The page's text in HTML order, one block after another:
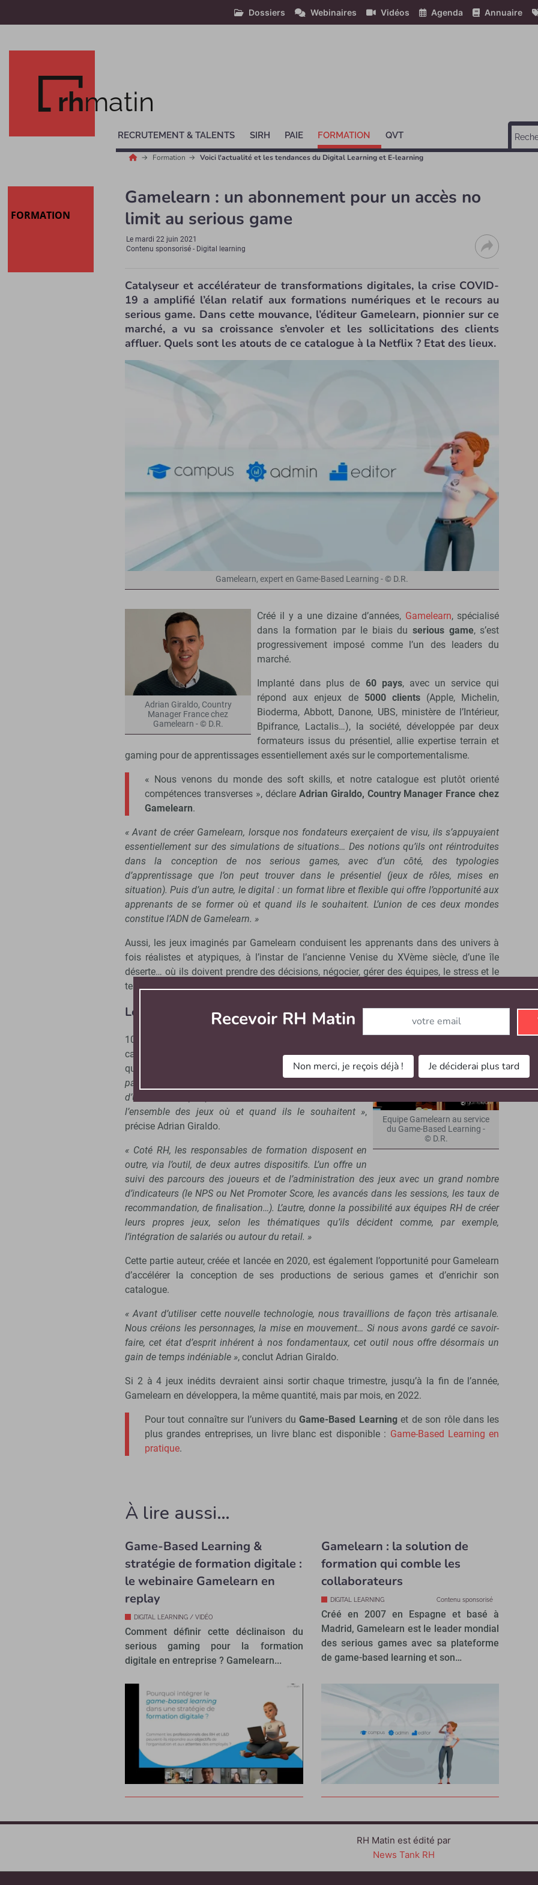
Dossiers Webinaires Vidéos Agenda Annuaire
rhmatin
RECRUTEMENT & TALENTS SIRH PAIE FORMATION QVT
Formation Voici l'actualité et les tendances du Digital Learning et E-learning
FORMATION
Gamelearn : un abonnement pour un accès no
limit au serious game
Lemardi 22 juin 2021
Contenu sponsorisé - Digital learning
Catalyseur et accélérateur de transformations digitales, la crise COVID-
19 a amplifié l’élan relatif aux formations numériques et le recours au
serious game. Dans cette mouvance, l’éditeur Gamelearn, pionnier sur ce
marché, a vu sa croissance s’envoler et les sollicitations des clients
affluer. Quels sont les atouts de ce catalogue à la Netflix ? Etat des lieux.
Gamelearn, expert en Game-Based Learning - © D.R.
Adrian Giraldo, Country
Manager France chez
Gamelearn - © D.R.
Créé il y a une dizaine d’années, Gamelearn, spécialisé
dans la formation par le biais du serious game, s’est
progressivement imposé comme l’un des leaders du
marché.
Implanté dans plus de 60 pays, avec un service qui
répond aux enjeux de 5000 clients(Apple, Michelin,
Bioderma, Abbott, Danone, UBS, ministère de l’Intérieur,
Bpifrance, Lactalis…), la société, développée par deux
formateurs issus du présentiel, allie expertise terrain et
gaming pour de apprentissages essentiellement axés sur le comportementalisme.
« Nous venons du monde des soft skills, et notre catalogue est plutôt orienté
compétences transverses », déclareAdrian Giraldo, Country Manager France chez
Gamelearn.
« Avant de créer Gamelearn, lorsque nos fondateurs exerçaient de visu, ils s’appuyaient
essentiellement sur des simulations de situations… Des notions qu’ils ont réintroduites
dans la conception de nos serious games, avec d’un côté, des typologies
d’apprentissage que l’on peut trouver dans le présentiel (jeux de rôles, mises en
situation). Puis d’un autre, le digital : un format libre et flexible qui offre l’opportunité aux
apprenants de se former où et quand ils le souhaitent. L’union de ces deux mondes
constitue l’ADN de Gamelearn. »
Aussi, les jeux imaginés par Gamelearn conduisent les apprenants dans des univers à
fois réalistes et atypiques, à l’instar de l’ancienne Venise du XVème siècle, d’une île
déserte… où ils doivent prendre des décisions, négocier, gérer des équipes, le stress et le
temps.
Les clients conçoivent leurs propres serious games
Equipe Gamelearn au service
du Game-Based Learning -
© D.R.
100 % éditeur, Gamelearn propose donc à ses clients un
catalogue de formations composé pour l’heure d’une
quinzaine de serious game.
« A l’image de Netflix, ils
payent une souscription, en fonction du nombre
d’utilisateurs qui permet à ces derniers d’accéder à
l’ensemble des jeux où et quand ils le souhaitent »,
précise Adrian Giraldo.
« Coté RH, les responsables de formation disposent en
outre, via l’outil, de deux autres dispositifs. L’un offre un
suivi des parcours des joueurs et de l’administration des jeux avec un grand nombre
d’indicateurs (le NPS ou Net Promoter Score, les avancés dans les sessions, les taux de
recommandation, de finalisation…). L’autre, donne la possibilité aux équipes RH de créer
leurs propres jeux, selon les thématiques qu’ils décident comme, par exemple,
l’intégration de salariés ou autour du retail. »
Cette partie auteur, créée et lancée en 2020, est également l’opportunité pour Gamelearn
d’accélérer la conception de ses productions de serious games et d’enrichir son
catalogue.
« Avant d’utiliser cette nouvelle technologie, nous travaillions de façon très artisanale.
Nous créions les personnages, la mise en mouvement… Si nous avons gardé ce savoir-
faire, cet état d’esprit inhérent à nos fondamentaux, cet outil nous offre désormais un
gain de temps indéniable », conclut Adrian Giraldo.
Si 2 à 4 jeux inédits devraient ainsi sortir chaque trimestre, jusqu’à la fin de l’année,
Gamelearn en développera, la même quantité, mais par mois, en 2022.
Pour tout connaître sur l’univers duGame-Based Learninget de son rôle dans les
plus grandes entreprises, un livre blanc est disponible : Game-Based Learning en
pratique.
À lire aussi…
Game-Based Learning &
stratégie de formation digitale :
le webinaire Gamelearn en
replay
DIGITAL LEARNING / VIDÉO
Comment définir cette déclinaison du
serious gaming pour la formation
digitale en entreprise ? Gamelearn...
Gamelearn : la solution de
formation qui comble les
collaborateurs
DIGITAL LEARNING Contenu sponsorisé
Créé en 2007 en Espagne et basé à
Madrid, Gamelearn est le leader mondial
des serious games avec sa plateforme
de game-based learning et son…
Recevoir RH Matin Abonnez-vous à notre newsletter
Non merci, je reçois déjà ! Je déciderai plus tard
RH Matin est édité par
News Tank RH